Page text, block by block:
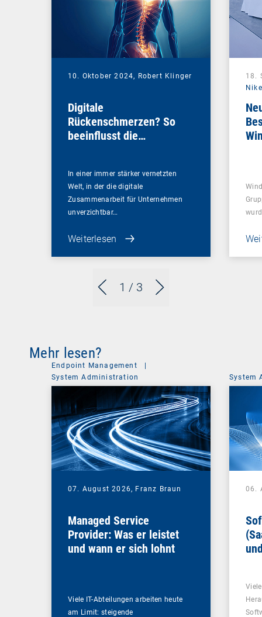
1 / 3
10. Oktober 2024, Robert Klinger
Digitale
Rückenschmerzen? So
beeinflusst die
In einer immer stärker vernetzten
Welt, in der die digitale
Zusammenarbeit für Unternehmen
unverzichtbar…
Weiterlesen
18.
Mehr lesen?
Endpoint Management
System Administration
07. August 2026, Franz Braun
Managed Service
Provider: Was er leistet
und wann er sich lohnt
Viele IT-Abteilungen arbeiten heute
am Limit: steigende
System
06.